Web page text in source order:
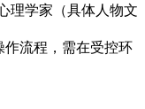
理学家（具体人物文
作流程，需在受控环